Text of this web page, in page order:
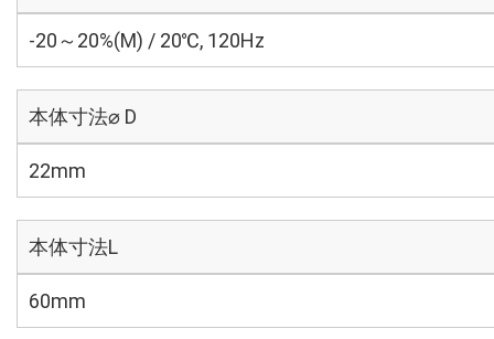
-20～20%(M) / 20℃, 120Hz
本体寸法⌀ D
22mm
本体寸法L
60mm